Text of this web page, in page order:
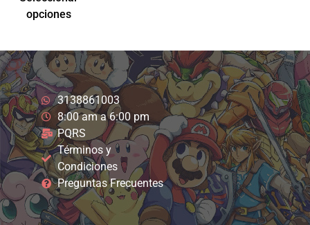
opciones
3138861003
8:00 am a 6:00 pm
PQRS
Términos y
Condiciones
Preguntas Frecuentes